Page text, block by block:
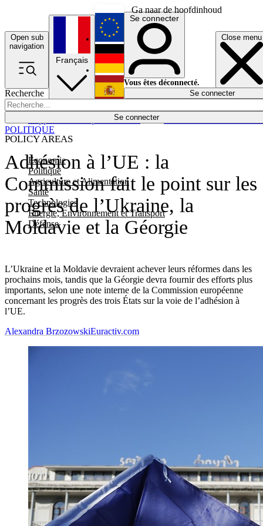
Ga naar de hoofdinhoud
Open sub
navigation
Close menu
Recherche
Se connecter
POLICY AREAS
Economie
Politique
Agriculture et Alimentation
Santé
Technologies
Energie, Environnement et Transport
Défense
Économie
Français
English
Deutsch
Español
Se connecter
Vous êtes déconnecté.
Se connecter
Adhésion à l’UE : la
Commission fait le point sur les
progrès de l’Ukraine, la
Moldavie et la Géorgie
L’Ukraine et la Moldavie devraient achever leurs réformes dans les
prochains mois, tandis que la Géorgie devra fournir des efforts plus
importants, selon une note interne de la Commission européenne
concernant les progrès des trois États sur la voie de l’adhésion à
l’UE.
POLITIQUE
Alexandra BrzozowskiEuractiv.com